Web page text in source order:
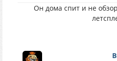
Он дома спит и не